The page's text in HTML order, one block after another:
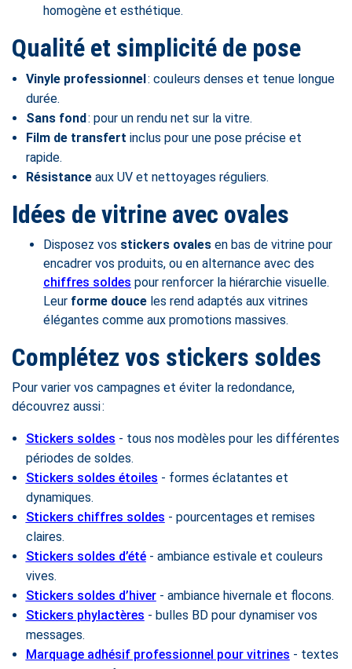
homogène et esthétique.
Qualité et simplicité de pose
Vinyle professionnel: couleurs denses et tenue longue
durée.
Sans fond: pour un rendu net sur la vitre.
Film de transfert inclus pour une pose précise et
rapide.
Résistanceaux UV et nettoyages réguliers.
Idées de vitrine avec ovales
Disposez vos stickers ovales en bas de vitrine pour
encadrer vos produits, ou en alternance avec des
chiffres soldes pour renforcer la hiérarchie visuelle.
Leur forme douce les rend adaptés aux vitrines
élégantes comme aux promotions massives.
Complétez vos stickers soldes
Pour varier vos campagnes et éviter la redondance,
découvrez aussi :
Stickers soldes - tous nos modèles pour les différentes
périodes de soldes.
Stickers soldes étoiles - formes éclatantes et
dynamiques.
Stickers chiffres soldes - pourcentages et remises
claires.
Stickers soldes d’été- ambiance estivale et couleurs
vives.
Stickers soldes d’hiver- ambiance hivernale et flocons.
Stickers phylactères - bulles BD pour dynamiser vos
messages.
Marquage adhésif professionnel pour vitrines - textes